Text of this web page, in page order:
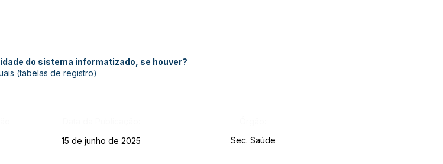
do sistema informatizado, se houver?
(tabelas de registro)
15 de junho de 2025
Sec. Saúde